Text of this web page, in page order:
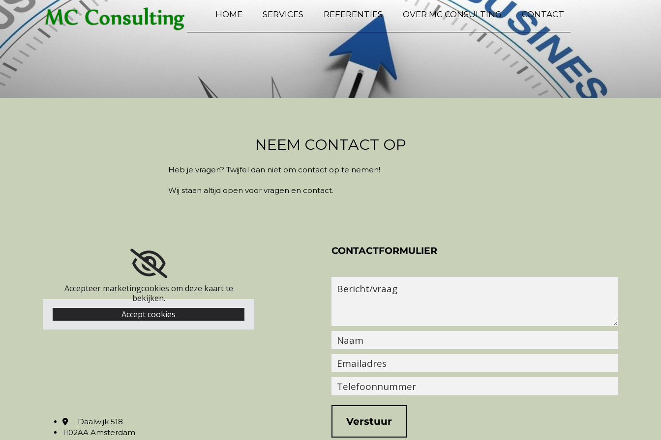
HOME SERVICES REFERENTIES OVER MC CONSULTING CONTACT
NEEM CONTACT OP
Heb je vragen? Twijfel dan niet om contact op te nemen!
Wij staan altijd open voor vragen en contact.
Accepteer marketingcookies om deze kaart te
bekijken.
Accept cookies

Daalwijk 518
1102AA Amsterdam
CONTACTFORMULIER